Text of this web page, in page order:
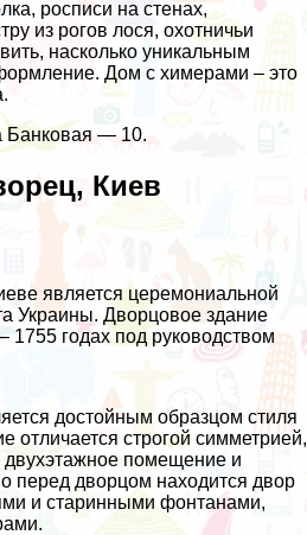
росписи на стенах,
из рогов лося, охотничьи
насколько уникальным
Дом с химерами – это
Банковая — 10.
Киев
является церемониальной
Украины. Дворцовое здание
1755 годах под руководством
достойным образцом стиля
отличается строгой симметрией,
двухэтажное помещение и
перед дворцом находится двор
и старинными фонтанами,